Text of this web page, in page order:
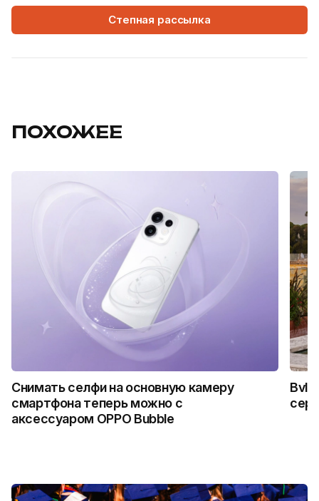
Степная рассылка
ПОХОЖЕЕ
Снимать селфи на основную камеру
смартфона теперь можно с
аксессуаром OPPO Bubble